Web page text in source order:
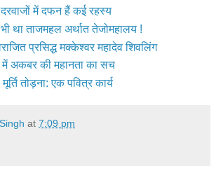
में दफन हैं कई रहस्य
था ताजमहल अर्थात तेजोमहालय !
प्रसिद्ध मक्‍केश्‍वर महादेव शिवलिंग
में अकबर की महानता का सच
तोड़ना: एक पवित्र कार्य
at 7:09 pm